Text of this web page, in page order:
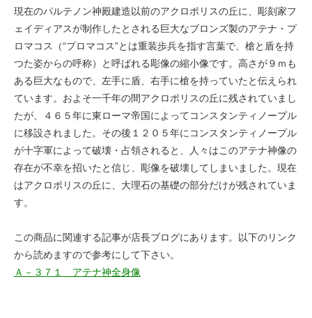
現在のパルテノン神殿建造以前のアクロポリスの丘に、彫刻家フ
ェイディアスが制作したとされる巨大なブロンズ製のアテナ・プ
ロマコス（“プロマコス”とは重装歩兵を指す言葉で、槍と盾を持
つた姿からの呼称）と呼ばれる彫像の縮小像です。高さが９ｍも
ある巨大なもので、左手に盾、右手に槍を持っていたと伝えられ
ています。およそ一千年の間アクロポリスの丘に残されていまし
たが、４６５年に東ローマ帝国によってコンスタンティノープル
に移設されました。その後１２０５年にコンスタンティノープル
が十字軍によって破壊・占領されると、人々はこのアテナ神像の
存在が不幸を招いたと信じ、彫像を破壊してしまいました。現在
はアクロポリスの丘に、大理石の基礎の部分だけが残されていま
す。
この商品に関連する記事が店長ブログにあります。以下のリンク
から読めますので参考にして下さい。
Ａ－３７１ アテナ神全身像